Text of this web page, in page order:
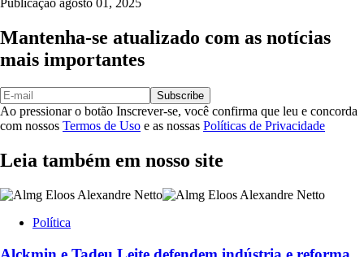
Publicação agosto 01, 2025
Mantenha-se atualizado com as notícias
mais importantes
Subscribe
Ao pressionar o botão Inscrever-se, você confirma que leu e concorda
com nossos Termos de Uso e as nossas Políticas de Privacidade
Leia também em nosso site
Política